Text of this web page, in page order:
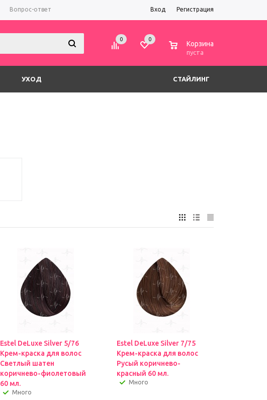
Вопрос-ответ Вход Регистрация
0 0
Корзина
пуста
УХОД СТАЙЛИНГ
Estel DeLuxe Silver 5/76
Крем-краска для волос
Светлый шатен
коричнево-фиолетовый
60 мл.
Много
Estel DeLuxe Silver 7/75
Крем-краска для волос
Русый коричнево-
красный 60 мл.
Много